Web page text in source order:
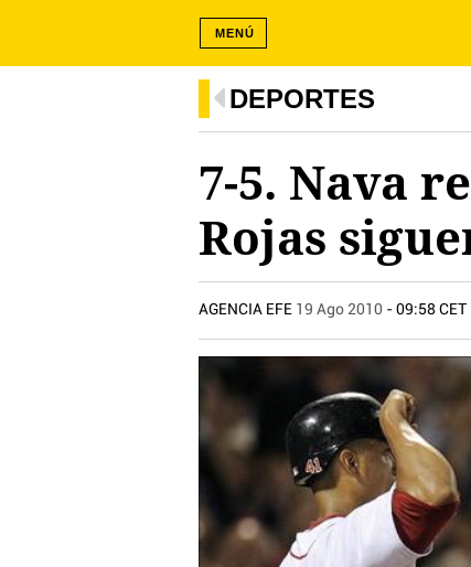
MENÚ
DEPORTES
7-5. Nava
Rojas
AGENCIA EFE 19 Ago 2010 - 09:58 CET